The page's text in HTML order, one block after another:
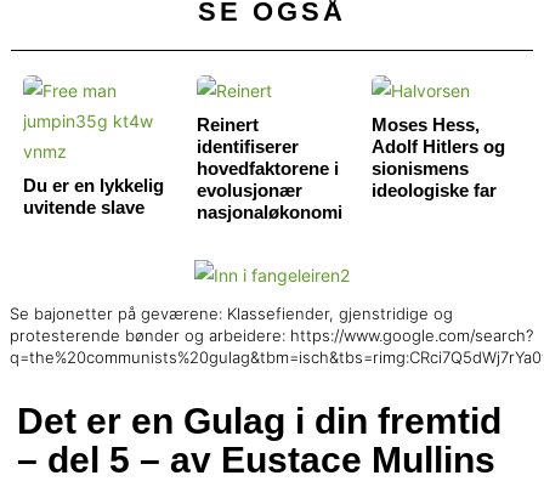
SE OGSÅ
Du er en lykkelig
uvitende slave
Reinert
identifiserer
hovedfaktorene i
evolusjonær
nasjonaløkonomi
Moses Hess,
Adolf Hitlers og
sionismens
ideologiske far
Se bajonetter på geværene: Klassefiender, gjenstridige og
protesterende bønder og arbeidere: https://www.google.com/search?
Det er en Gulag i din fremtid
– del 5 – av Eustace Mullins